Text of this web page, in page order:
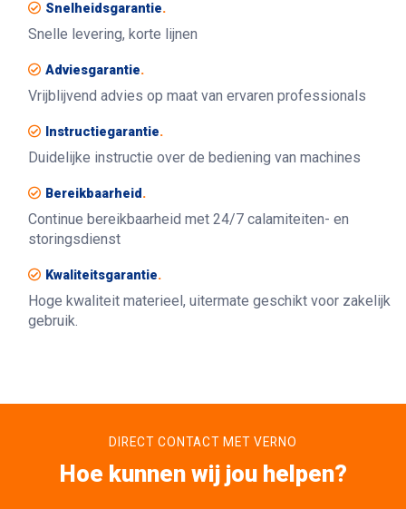
Snelheidsgarantie.
Snelle levering, korte lijnen
Adviesgarantie.
Vrijblijvend advies op maat van ervaren professionals
Instructiegarantie.
Duidelijke instructie over de bediening van machines
Bereikbaarheid .
Continue bereikbaarheid met 24/7 calamiteiten- en
storingsdienst
Kwaliteitsgarantie.
Hoge kwaliteit materieel, uitermate geschikt voor zakelijk
gebruik.
DIRECT CONTACT MET VERNO
Hoe kunnen wij jou helpen?